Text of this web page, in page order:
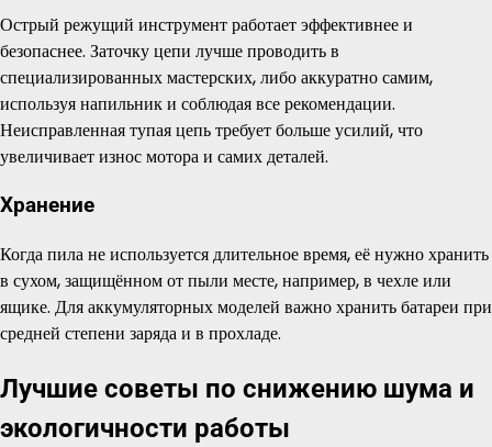
Острый режущий инструмент работает эффективнее и
безопаснее. Заточку цепи лучше проводить в
специализированных мастерских, либо аккуратно самим,
используя напильник и соблюдая все рекомендации.
Неисправленная тупая цепь требует больше усилий, что
увеличивает износ мотора и самих деталей.
Хранение
Когда пила не используется длительное время, её нужно хранить
в сухом, защищённом от пыли месте, например, в чехле или
ящике. Для аккумуляторных моделей важно хранить батареи при
средней степени заряда и в прохладе.
Лучшие советы по снижению шума и
экологичности работы